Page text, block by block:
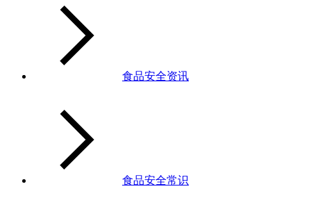
食品安全资讯
食品安全常识